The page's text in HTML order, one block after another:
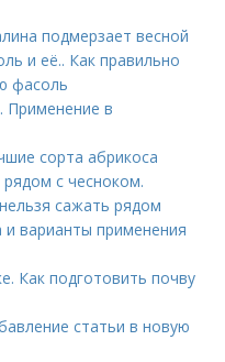
подмерзает весной
и её.. Как правильно
фасоль
Применение в
сорта абрикоса
с чесноком.
сажать рядом
варианты применения
Как подготовить почву
статьи в новую